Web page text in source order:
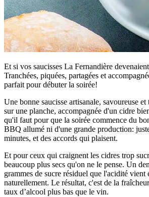
Et si vos saucisses La Fernandière
Tranchées, piquées, partagées et
parfait pour débuter la soirée!
Une bonne saucisse artisanale, savoureuse
sur une planche, accompagnée d'un cidre
qu'il faut pour que la soirée commence du
BBQ allumé ni d'une grande production:
minutes, et des accords qui plaisent.
Et pour ceux qui craignent les cidres trop
beaucoup plus secs qu'on ne le pense. Un
grammes de sucre résiduel que l'acidité vient
naturellement. Le résultat, c'est de la
taux d’alcool plus bas que le vin.